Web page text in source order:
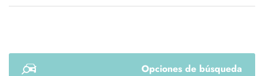
Opciones de búsqueda